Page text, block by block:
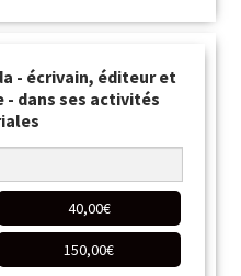
- écrivain, éditeur et
dans ses activités
40,00€
150,00€